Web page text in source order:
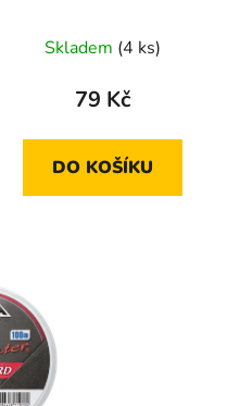
Skladem (4 ks)
79 Kč
DO KOŠÍKU